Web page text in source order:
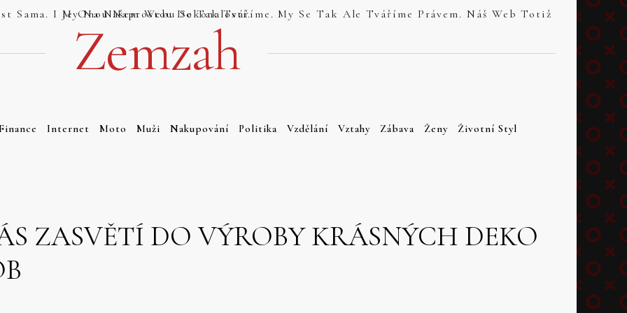
Jsou Weby, Které Se Tváří Jako Dokonalost Sama. I My Na Našem Webu Se Tak Tváříme. My Se Tak Ale Tváříme Právem. Náš Web Totiž Je Onou Naprostou Dokonalostí.
Zemzah
Internet Moto Muži Nakupování Politika Vzdělání Vztahy Zábava Ženy Životní Styl
ZASVĚTÍ DO VÝROBY KRÁSNÝCH DEKO